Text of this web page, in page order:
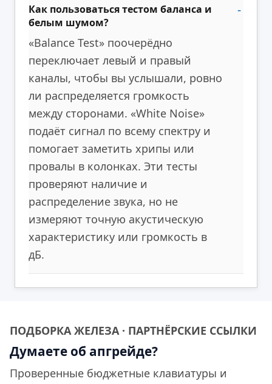
Как пользоваться тестом баланса и
белым шумом?
«Balance Test» поочерёдно
переключает левый и правый
каналы, чтобы вы услышали, ровно
ли распределяется громкость
между сторонами. «White Noise»
подаёт сигнал по всему спектру и
помогает заметить хрипы или
провалы в колонках. Эти тесты
проверяют наличие и
распределение звука, но не
измеряют точную акустическую
характеристику или громкость в
дБ.
ПОДБОРКА ЖЕЛЕЗА · ПАРТНЁРСКИЕ ССЫЛКИ
Думаете об апгрейде?
Проверенные бюджетные клавиатуры и